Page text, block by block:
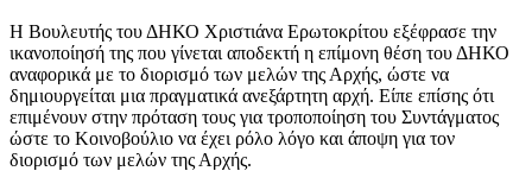
Η Βουλευτής του ΔΗΚΟ Χριστιάνα Ερωτοκρίτου εξέφρασε την
ικανοποίησή της που γίνεται αποδεκτή η επίμονη θέση του ΔΗΚΟ
αναφορικά με το διορισμό των μελών της Αρχής, ώστε να
δημιουργείται μια πραγματικά ανεξάρτητη αρχή. Είπε επίσης ότι
επιμένουν στην πρόταση τους για τροποποίηση του Συντάγματος
ώστε το Κοινοβούλιο να έχει ρόλο λόγο και άποψη για τον
διορισμό των μελών της Αρχής.